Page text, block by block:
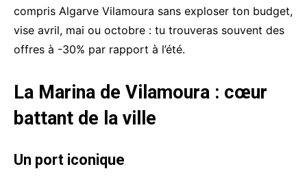
compris Algarve Vilamoura sans exploser ton budget,
vise avril, mai ou octobre : tu trouveras souvent des
offres à -30% par rapport à l’été.
La Marina de Vilamoura : cœur
battant de la ville
Un port iconique